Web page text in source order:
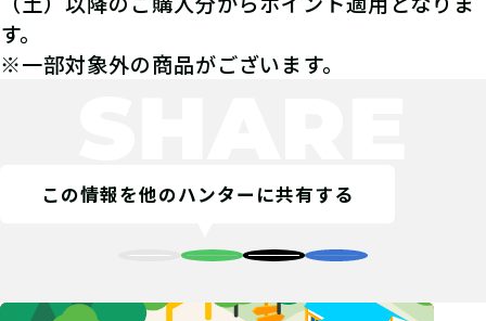
す。
※一部対象外の商品がございます。
この情報を他のハンターに共有する